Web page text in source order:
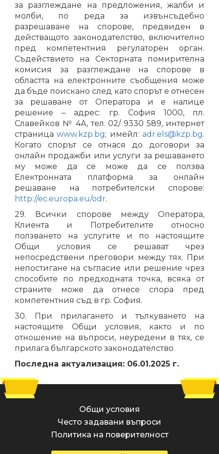
за разглеждане на предложения, жалби и
молби, по реда за извънсъдебно
разрешаване на спорове, предвиден в
действащото законодателство, включително
пред компетентния регулаторен орган.
Съдействието на Секторната помирителна
комисия за разглеждане на спорове в
областта на електронните съобщения може
да бъде поискано след като спорът е отнесен
за решаване от Оператора и е налице
решение – адрес: гр. София 1000, пл.
Славейков № 4А, тел. 02/ 9330 589, интернет
страницаwww.kzp.bg; имейл:adr.els@kzp.bg.
Когато спорът се отнася до договори за
онлайн продажби или услуги за решаването
му може да се може да се ползва
Електронната платформа за онлайн
решаване на потребителски спорове:
http://ec.europa.eu/odr.
29. Всички спорове между Оператора,
Клиента и Потребителите относно
ползването на услугите и по настоящите
Общи условия се решават чрез
непосредствени преговори между тях. При
непостигане на съгласие или решение чрез
способите по предходната точка, всяка от
страните може да отнесе спора пред
компетентния съд в гр. София.
30. При прилагането и тълкуването на
настоящите Общи условия, както и по
отношение на въпроси, неуредени в тях, се
прилага българското законодателство.
Последна актуализация: 06.01.2025 г.
Общи условия
Често задавани въпроси
Политика на поверителност